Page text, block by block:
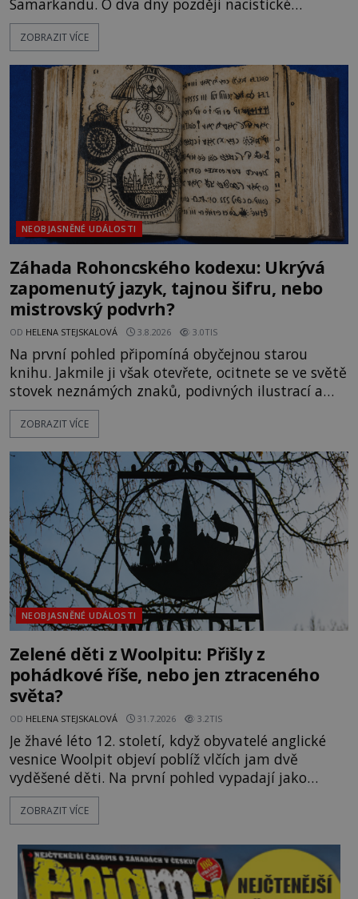
Samarkandu. O dva dny později nacistické
Německo zahajuje operaci Barbarossa a napadá
Sovětský svaz. Shoda dat je natolik zarážející, že se
na legendě něco pravdy, nebo jde jen o fascinující
souhru okolností? Když antropolog Michail
Gerasimov (1907-1970) a
ZOBRAZIT VÍCE
NEOBJASNĚNÉ UDÁLOSTI
Záhada Rohoncského kodexu: Ukrývá
zapomenutý jazyk, tajnou šifru, nebo
mistrovský podvrh?
OD HELENA STEJSKALOVÁ 3.8.2026 3.0TIS
Na první pohled připomíná obyčejnou starou
knihu. Jakmile ji však otevřete, ocitnete se ve světě
stovek neznámých znaků, podivných ilustrací a
textu, který už téměř dvě století vzdoruje všem
pokusům o rozluštění. Rohoncský kodex patří mezi
jistotou neví, kdo jej napsal, kdy vznikl ani co
vlastně vypráví. Rohoncský kodex se poprvé
objevuje v roce
ZOBRAZIT VÍCE
NEOBJASNĚNÉ UDÁLOSTI
Zelené děti z Woolpitu: Přišly z
pohádkové říše, nebo jen ztraceného
světa?
OD HELENA STEJSKALOVÁ 31.7.2026 3.2TIS
Je žhavé léto 12. století, když obyvatelé anglické
vesnice Woolpit objeví poblíž vlčích jam dvě
vyděšené děti. Na první pohled vypadají jako
každé jiné, až na jednu děsivou výjimku. Jejich
kůže má nazelenalý odstín, mluví
kromě syrových bobů. Příběh se rychle stává
jednou z největších záhad středověké Anglie a ani
po téměř devíti stech letech není
ZOBRAZIT VÍCE